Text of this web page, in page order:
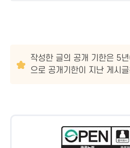
작성한 글의 공개 기한은 5
으로 공개기한이 지난 게시